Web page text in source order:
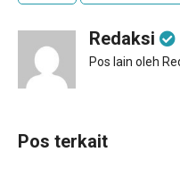
Redaksi
Pos lain oleh
Pos terkait